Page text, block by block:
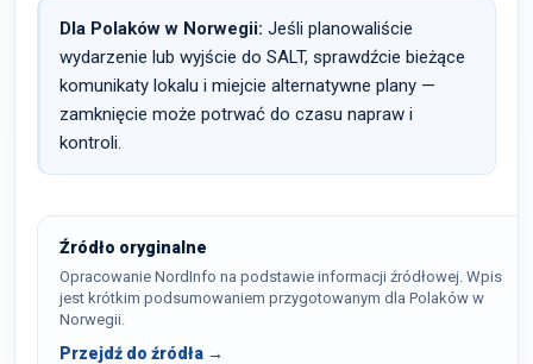
Dla Polaków w Norwegii: Jeśli planowaliście
wydarzenie lub wyjście do SALT, sprawdźcie bieżące
komunikaty lokalu i miejcie alternatywne plany —
zamknięcie może potrwać do czasu napraw i
kontroli.
Źródło oryginalne
Opracowanie NordInfo na podstawie informacji źródłowej. Wpis
jest krótkim podsumowaniem przygotowanym dla Polaków w
Norwegii.
Przejdź do źródła →